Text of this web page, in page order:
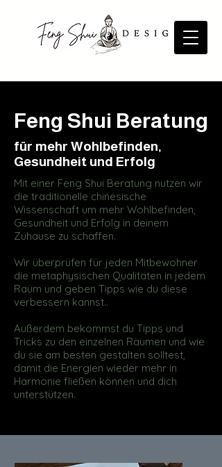
Feng Shui Beratung
für mehr Wohlbefinden,
Gesundheit und Erfolg
Mit einer Feng Shui Beratung nutzen wir
die traditionelle chinesische
Wissenschaft um mehr Wohlbefinden,
Gesundheit und Erfolg in deinem
Zuhause zu schaffen.
Wir überprüfen für jeden Mitbewohner
die metaphysischen Qualitäten in jedem
Raum und geben Tipps wie du diese
verbessern kannst..
Außerdem bekommst du Tipps und
Tricks zu den einzelnen Räumen und wie
du sie am besten gestalten solltest,
damit die Energien wieder mehr in
Harmonie fließen können und dich
unterstützen.